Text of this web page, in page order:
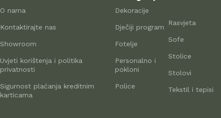
Proizvodnja namještaja kao suvremena
umjetnost
Proizvođači namještaja i kućnih dodataka danas nude široku
paletu proizvoda: od standardnih komada do unikatnog
namještaja iz radionica vrhunskih majstora – savršenih za
istinske ljubitelje estetike. Na
domistil.hr
pažljivo biramo
najbolje modele modernih proizvođača koji u svakom
O nama
Kontaktirajte nas
Showroom
Uvjeti korištenja i politika
privatnosti
Sigurnost plaćanja kreditnim
karticama
Dekoracije
Dječiji program
Fotelje
Personalno i
pokloni
Police
Rasvjeta
Sofe
Stolice
Stolovi
Tekstil i tepisi